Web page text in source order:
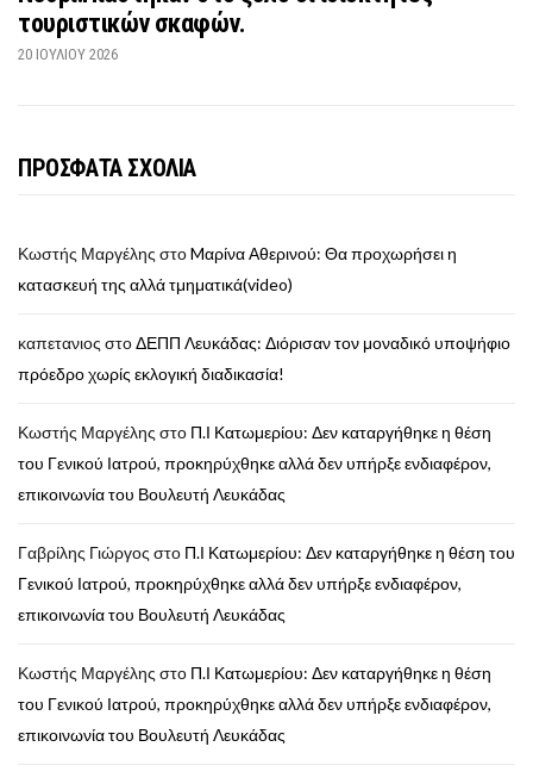
τουριστικών σκαφών.
20 ΙΟΥΛΊΟΥ 2026
ΠΡΟΣΦΑΤΑ ΣΧΟΛΙΑ
Κωστής Μαργέλης στοMαρίνα Αθερινού: Θα προχωρήσει η
κατασκευή της αλλά τμηματικά(video)
καπετανιος στοΔΕΠΠ Λευκάδας: Διόρισαν τον μοναδικό υποψήφιο
πρόεδρο χωρίς εκλογική διαδικασία!
Κωστής Μαργέλης στο Π.Ι Κατωμερίου: Δεν καταργήθηκε η θέση
του Γενικού Ιατρού, προκηρύχθηκε αλλά δεν υπήρξε ενδιαφέρον,
επικοινωνία του Βουλευτή Λευκάδας
Γαβρίλης Γιώργος στο Π.Ι Κατωμερίου: Δεν καταργήθηκε η θέση του
Γενικού Ιατρού, προκηρύχθηκε αλλά δεν υπήρξε ενδιαφέρον,
επικοινωνία του Βουλευτή Λευκάδας
Κωστής Μαργέλης στο Π.Ι Κατωμερίου: Δεν καταργήθηκε η θέση
του Γενικού Ιατρού, προκηρύχθηκε αλλά δεν υπήρξε ενδιαφέρον,
επικοινωνία του Βουλευτή Λευκάδας